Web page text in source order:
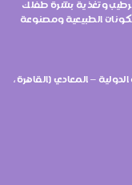
وتغذية بشرة طفلك
الطبيعية ومصنوعة
– المعادي (القاهرة،